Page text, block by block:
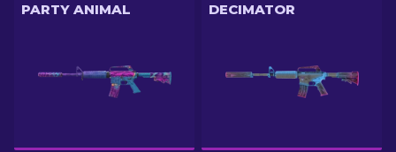
PARTY ANIMAL DECIMATOR